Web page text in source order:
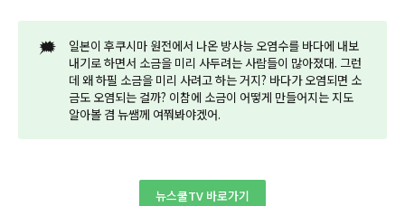
🗯️
일본이 후쿠시마 원전에서 나온 방사능 오염수를 바다에 내보
내기로 하면서 소금을 미리 사두려는 사람들이 많아졌대. 그런
데 왜 하필 소금을 미리 사려고 하는 거지? 바다가 오염되면 소
금도 오염되는 걸까? 이참에 소금이 어떻게 만들어지는 지도
알아볼 겸 뉴쌤께 여쭤봐야겠어.
뉴스쿨TV 바로가기